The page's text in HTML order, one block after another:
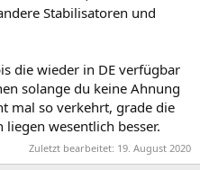
Stabilisatoren und
die wieder in DE verfügbar
solange du keine Ahnung
mal so verkehrt, grade die
wesentlich besser.
Zuletzt bearbeitet: 19. August 2020